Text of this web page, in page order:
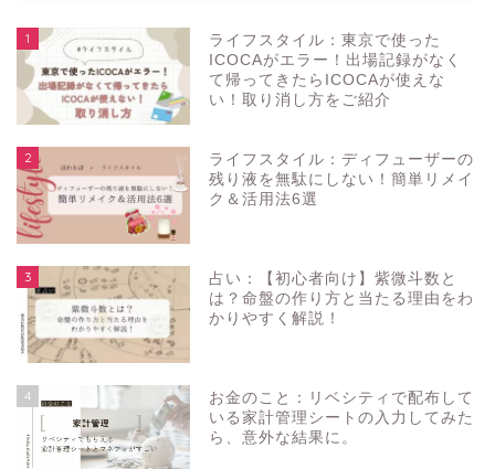
1
ライフスタイル：東京で使った
ICOCAがエラー！出場記録がなく
て帰ってきたらICOCAが使えな
い！取り消し方をご紹介
2
ライフスタイル：ディフューザーの
残り液を無駄にしない！簡単リメイ
ク＆活用法6選
3
占い：【初心者向け】紫微斗数と
は？命盤の作り方と当たる理由をわ
かりやすく解説！
4
お金のこと：リベシティで配布して
いる家計管理シートの入力してみた
ら、意外な結果に。